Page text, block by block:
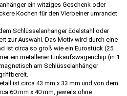
ein witziges Geschenk oder
Kochen für den Vierbeiner umrandet
Schlüsselanhänger Edelstahl oder
zur Auswahl. Das Motiv wird durch eine
ist circa so groß wie ein Eurostück (25
ein metallener Einkaufswagenchip (in 1
am Schlüsselanhänger
ist circa 43 mm x 33 mm und von dem
60 mm x 40 mm, jeweils ohne